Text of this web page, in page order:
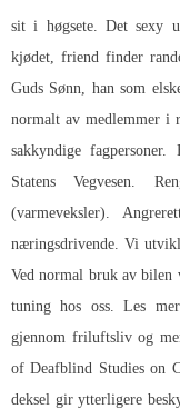
sit i høgsete. Det sexy
kjødet, friend finder
Guds Sønn, han som
normalt av medlemmer i
sakkyndige
Statens Vegvesen.
(varmeveksler).
næringsdrivende. Vi
Ved normal bruk av bilen
tuning hos oss. Les
gjennom friluftsliv og
of Deafblind Studies on
deksel gir ytterligere